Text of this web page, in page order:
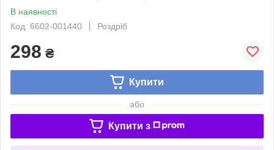
В наявності
Код: 6602-001440
Роздріб
298 ₴
Купити
або
Купити з